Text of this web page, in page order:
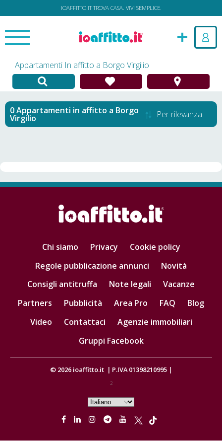
IOAFFITTO.IT TROVA CASA. VIVI SEMPLICE.
Appartamenti In affitto a Borgo Virgilio
Appartamenti in affitto a Borgo
Virgilio Per rilevanza
Chi siamo Privacy
Cookie policy
Regole pubblicazione annunci
Novità
Consigli antitruffa
Note legali
Vacanze
Partners
Pubblicità Area Pro FAQ
Blog
Video
Contattaci
Agenzie immobiliari
Gruppi Facebook
© 2026 ioaffitto.it | P.IVA 01398210995 |
2